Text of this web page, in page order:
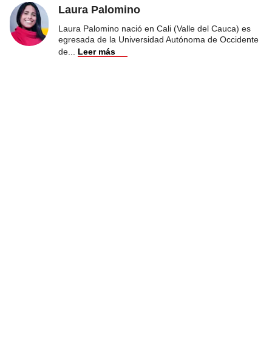
Laura Palomino
Laura Palomino nació en Cali (Valle del Cauca) es
egresada de la Universidad Autónoma de Occidente
de
Leer más